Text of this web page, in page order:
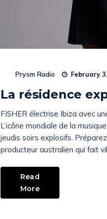
Prysm Radio February
La résidence
FISHER électrise Ibiza avec
L’icône mondiale de la
jeudis soirs explosifs.
producteur australien qui fait
Read
More